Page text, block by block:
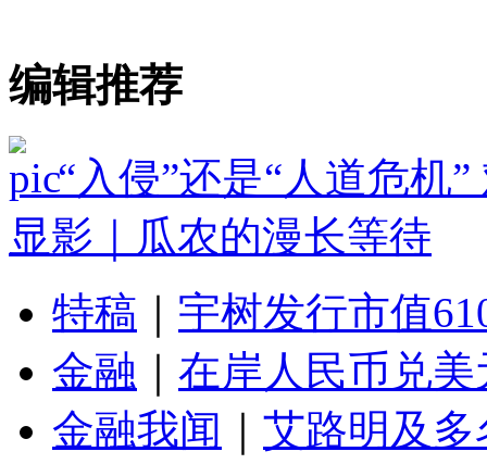
编辑推荐
“入侵”还是“人道危机
显影｜瓜农的漫长等待
特稿
宇树发行市值
金融
在岸人民币兑
金融我闻
艾路明及